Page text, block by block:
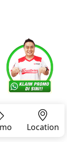
About Us
Location
Indonesia